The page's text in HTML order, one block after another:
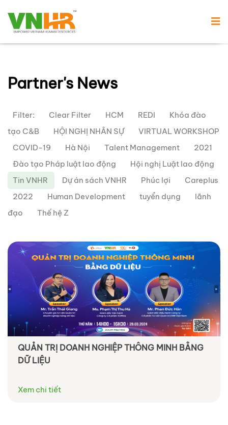
Partner's News
Filter: Clear Filter HCM REDI
Khóa đào
tạo C&B
HỘI NGHỊ NHÂN SỰ
VIRTUAL WORKSHOP
COVID-19
Hà Nội Talent Management
2021
Đào tạo Pháp luật lao động
Hội nghị Luật lao động
Tin VNHR
Dự án sách VNHR Phúc lợi
Careplus
2022
Human Development tuyển dụng
lãnh
đạo
Thế hệ Z
QUẢN TRỊ DOANH NGHIỆP THÔNG MINH BẰNG
DỮ LIỆU
Xem chi tiết